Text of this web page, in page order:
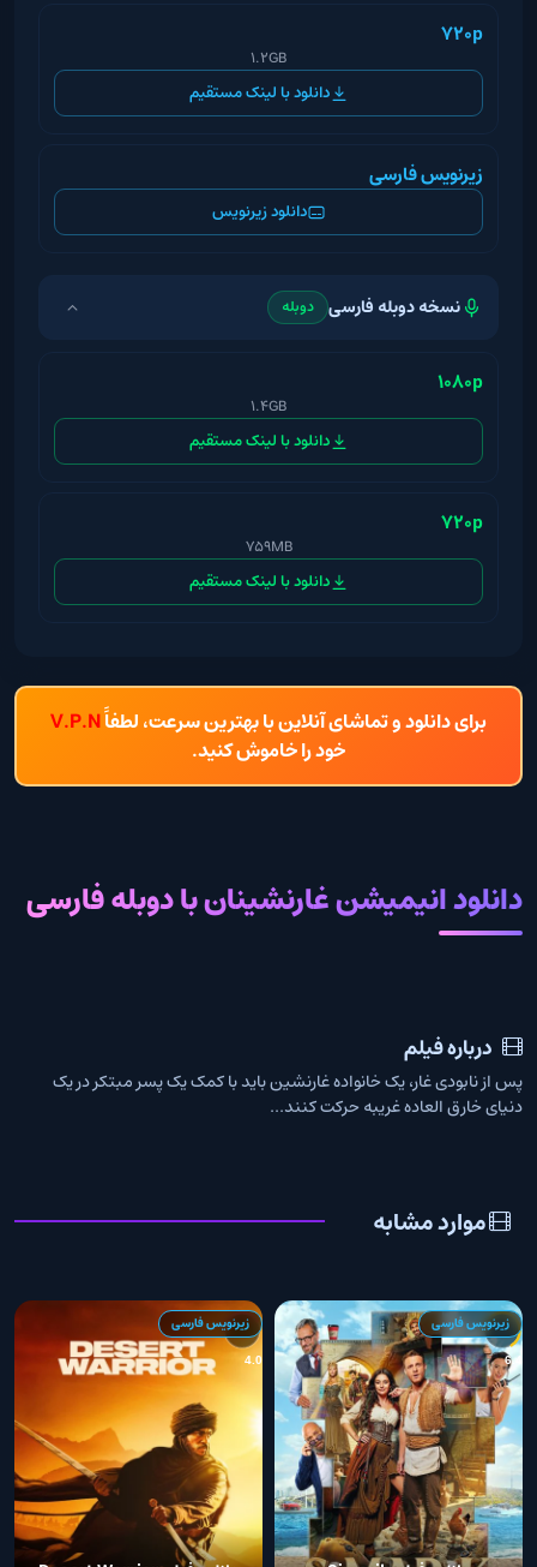
720p
1.2GB
دانلود با لینک مستقیم
زیرنویس فارسی
دانلود زیرنویس
نسخه دوبله فارسی دوبله
1080p
1.4GB
دانلود با لینک مستقیم
720p
759MB
دانلود با لینک مستقیم
برای دانلود و تماشای آنلاین با بهترین سرعت، لطفاًV.P.N
خود را خاموش کنید.
دانلود انیمیشن غارنشینان با دوبله فارسی
درباره فیلم
پس از نابودی غار، یک خانواده غارنشین باید با کمک یک پسر مبتکر در یک
دنیای خارق العاده غریبه حرکت کنند...
موارد مشابه
6.4
زیرنویس فارسی
4.0
زیرنویس فارسی